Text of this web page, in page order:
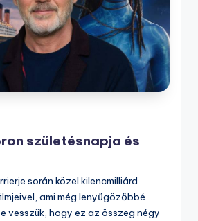
születésnapja és
során közel kilencmilliárd
ami még lenyűgözőbbé
vesszük, hogy ez az összeg négy